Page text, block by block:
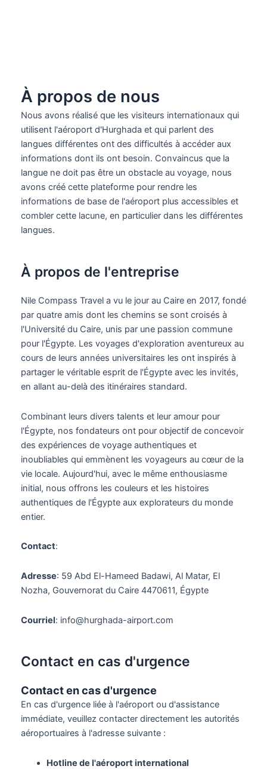
À propos de nous
Nous avons réalisé que les visiteurs internationaux qui
utilisent l'aéroport d'Hurghada et qui parlent des
langues différentes ont des difficultés à accéder aux
informations dont ils ont besoin. Convaincus que la
langue ne doit pas être un obstacle au voyage, nous
avons créé cette plateforme pour rendre les
informations de base de l'aéroport plus accessibles et
combler cette lacune, en particulier dans les différentes
langues.
À propos de l'entreprise
Nile Compass Travel a vu le jour au Caire en 2017, fondé
par quatre amis dont les chemins se sont croisés à
l'Université du Caire, unis par une passion commune
pour l'Égypte. Les voyages d'exploration aventureux au
cours de leurs années universitaires les ont inspirés à
partager le véritable esprit de l'Égypte avec les invités,
en allant au-delà des itinéraires standard.
Combinant leurs divers talents et leur amour pour
l'Égypte, nos fondateurs ont pour objectif de concevoir
des expériences de voyage authentiques et
inoubliables qui emmènent les voyageurs au cœur de la
vie locale. Aujourd'hui, avec le même enthousiasme
initial, nous offrons les couleurs et les histoires
authentiques de l'Égypte aux explorateurs du monde
entier.
Contact:
Adresse: 59 Abd El-Hameed Badawi, Al Matar, El
Nozha, Gouvernorat du Caire 4470611, Égypte
Courriel: info@hurghada-airport.com
Contact en cas d'urgence
Contact en cas d'urgence
En cas d'urgence liée à l'aéroport ou d'assistance
immédiate, veuillez contacter directement les autorités
aéroportuaires à l'adresse suivante :
Hotline de l'aéroport international